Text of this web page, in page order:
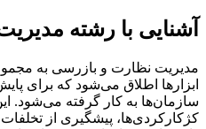
آشنایی با رشته
مدیریت نظارت و بازرسی به
ابزارها اطلاق می‌شود که برای
سازمان‌ها به کار گرفته
کژکارکردی‌ها، پیشگیری از